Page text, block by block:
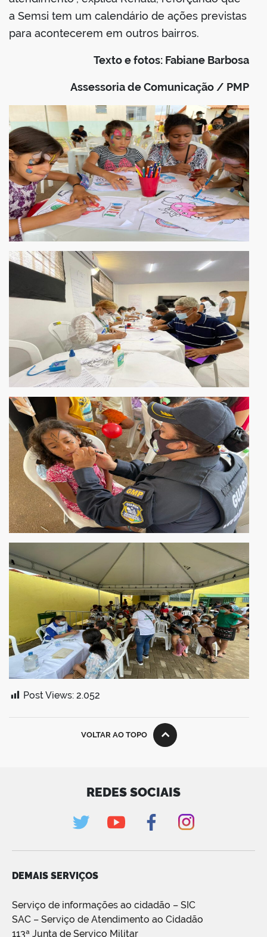
a Semsi tem um calendário de ações previstas
para acontecerem em outros bairros.
Texto e fotos: Fabiane Barbosa
Assessoria de Comunicação / PMP
Post Views: 2.052
VOLTAR AO TOPO
REDES SOCIAIS
DEMAIS SERVIÇOS
Serviço de informações ao cidadão – SIC
SAC – Serviço de Atendimento ao Cidadão
113ª Junta de Serviço Militar